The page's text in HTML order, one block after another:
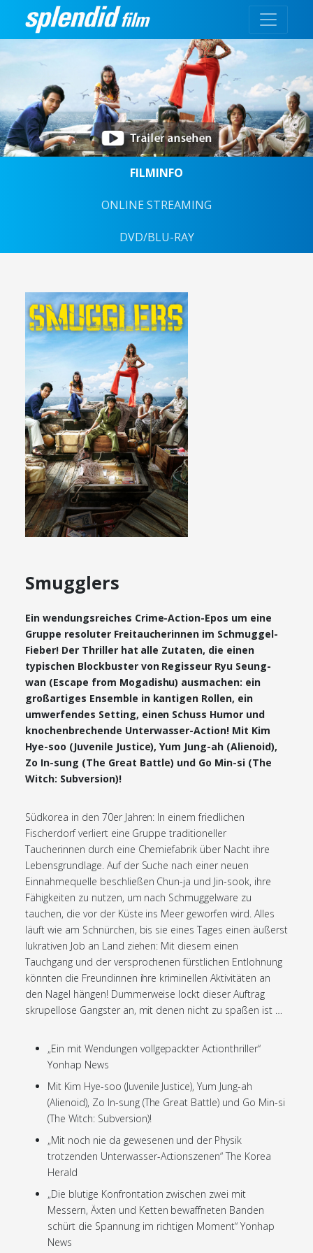
FILMINFO
ONLINE STREAMING
DVD/BLU-RAY
Smugglers
Ein wendungsreiches Crime-Action-Epos um eine
Gruppe resoluter Freitaucherinnen im Schmuggel-
Fieber! Der Thriller hat alle Zutaten, die einen
typischen Blockbuster von Regisseur Ryu Seung-
wan (Escape from Mogadishu) ausmachen: ein
großartiges Ensemble in kantigen Rollen, ein
umwerfendes Setting, einen Schuss Humor und
knochenbrechende Unterwasser-Action! Mit Kim
Hye-soo (Juvenile Justice), Yum Jung-ah (Alienoid),
Zo In-sung (The Great Battle) und Go Min-si (The
Witch: Subversion)!
Südkorea in den 70er Jahren: In einem friedlichen
Fischerdorf verliert eine Gruppe traditioneller
Taucherinnen durch eine Chemiefabrik über Nacht ihre
Lebensgrundlage. Auf der Suche nach einer neuen
Einnahmequelle beschließen Chun-ja und Jin-sook, ihre
Fähigkeiten zu nutzen, um nach Schmuggelware zu
tauchen, die vor der Küste ins Meer geworfen wird. Alles
läuft wie am Schnürchen, bis sie eines Tages einen äußerst
lukrativen Job an Land ziehen: Mit diesem einen
Tauchgang und der versprochenen fürstlichen Entlohnung
könnten die Freundinnen ihre kriminellen Aktivitäten an
den Nagel hängen! Dummerweise lockt dieser Auftrag
skrupellose Gangster an, mit denen nicht zu spaßen ist …
„Ein mit Wendungen vollgepackter Actionthriller“
Yonhap News
Mit Kim Hye-soo (Juvenile Justice), Yum Jung-ah
(Alienoid), Zo In-sung (The Great Battle) und Go Min-si
(The Witch: Subversion)!
„Mit noch nie da gewesenen und der Physik
trotzenden Unterwasser-Actionszenen“ The Korea
Herald
„Die blutige Konfrontation zwischen zwei mit
Messern, Äxten und Ketten bewaffneten Banden
schürt die Spannung im richtigen Moment“ Yonhap
News